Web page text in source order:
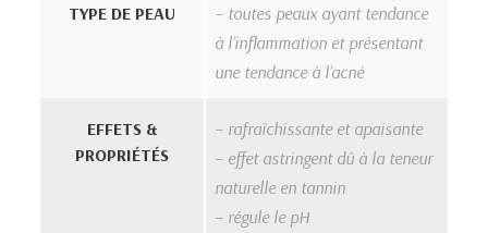
TYPE DE PEAU
– toutes peaux ayant tendance
à l’inflammation et présentant
une tendance à l’acné
EFFETS &
PROPRIÉTÉS
– rafraîchissante et apaisante
– effet astringent dû à la teneur
naturelle en tannin
– régule le pH